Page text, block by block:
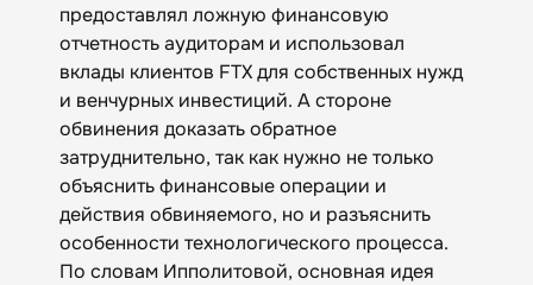
предоставлял ложную финансовую
отчетность аудиторам и использовал
вклады клиентов FTX для собственных нужд
и венчурных инвестиций. А стороне
обвинения доказать обратное
затруднительно, так как нужно не только
объяснить финансовые операции и
действия обвиняемого, но и разъяснить
особенности технологического процесса.
По словам Ипполитовой, основная идея